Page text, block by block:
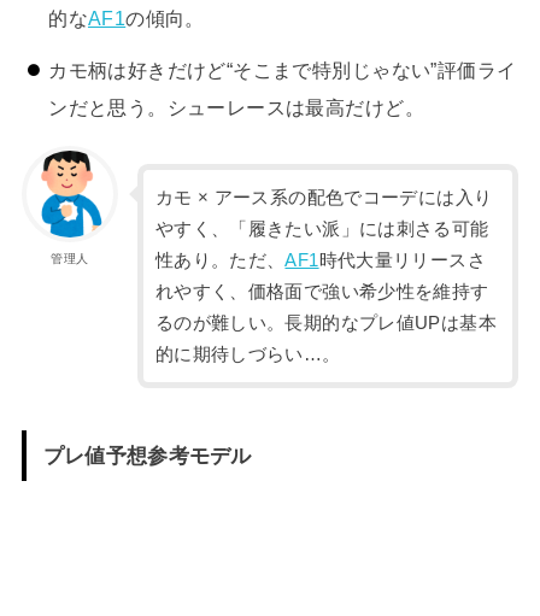
的なAF1の傾向。
カモ柄は好きだけど“そこまで特別じゃない”評価ライ
ンだと思う。シューレースは最高だけど。
管理人
カモ × アース系の配色でコーデには入り
やすく、「履きたい派」には刺さる可能
性あり。ただ、AF1 時代大量リリースさ
れやすく、価格面で強い希少性を維持す
るのが難しい。長期的なプレ値UPは基本
的に期待しづらい…。
プレ値予想参考モデル